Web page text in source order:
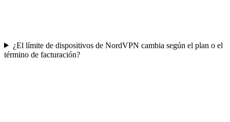
¿El límite de dispositivos de NordVPN cambia según el plan o el
término de facturación?